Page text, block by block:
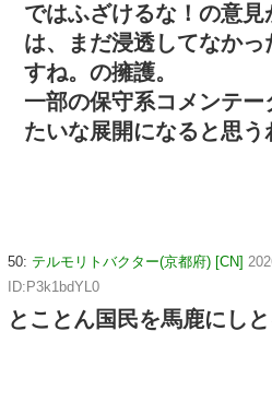
ではふざけるな！の意
は、まだ浸透してなか
すね。の擁護。
一部の保守系コメンテ
たいな展開になると思う
50: テルモリトバクター(京都府) [CN]
ID:P3k1bdYL0
とことん国民を馬鹿にし